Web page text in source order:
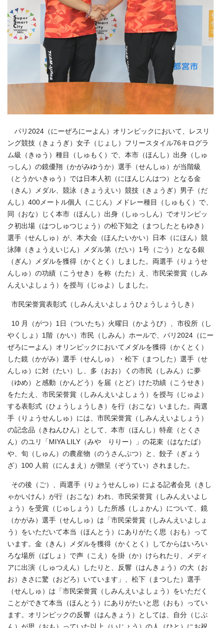
パリ2024（にーぜろにーよん）オリンピックにおいて、レスリ
ング競技（きょうぎ）女子（じょし）フリースタイル76キログラ
ム級（きゅう）種目（しゅもく）で、本市（ほんし）出身（しゅ
っしん）の鏡優翔（かがみゆうか）選手（せんしゅ）が当階級
（とうかいきゅう）では日本人初（にほんじんはつ）となる金
（きん）メダル、競泳（きょうえい）競技（きょうぎ）男子（だ
んし）400メートル個人（こじん）メドレー種目（しゅもく）で、
同（おな）じく本市（ほんし）出身（しゅっしん）でオリンピッ
ク初出場（はつしゅつじょう）の松下知之（まつしたともゆき）
選手（せんしゅ）が、本大会（ほんたいかい）日本（にほん）競
泳陣（きょうえいじん）メダル第（だい）1号（ごう）となる銀
（ぎん）メダルを獲得（かくとく）しました。両選手（りょうせ
んしゅ）の功績（こうせき）を称（たた）え、市民栄誉賞（しみ
んえいよしょう）を授与（じゅよ）しました。
市民栄誉賞表彰式（しみんえいよしょうひょうしょうしき）
10 月（がつ）1日（ついたち）火曜日（かようび）、市役所（し
やくしょ）1階（かい）市民（しみん）ホールで、パリ2024（にー
ぜろにーよん）オリンピックにおいてメダルを獲得（かくとく）
した鏡（かがみ）選手（せんしゅ）・松下（まつした）選手（せ
んしゅ）に対（たい）し、多（おお）くの市民（しみん）に夢
（ゆめ）と感動（かんどう）を届（とど）けた功績（こうせき）
をたたえ、市民栄誉賞（しみんえいよしょう）を授与（じゅよ）
する表彰式（ひょうしょうしき）を行（おこな）いました。両選
手（りょうせんしゅ）には、市民栄誉賞（しみんえいよしょう）
の記念品（きねんひん）として、本市（ほんし）特産（とくさ
ん）のユリ「MIYA LILY（みや りりー）」の花束（はなたば）
や、旬（しゅん）の農産物（のうさんぶつ）と、餃子（ぎょう
ざ）100 人前（にんまえ）が贈呈（ぞうてい）されました。
その後（ご）、両選手（りょうせんしゅ）による記者会見（きし
ゃかいけん）が行（おこな）われ、市民栄誉賞（しみんえいよし
ょう）を受賞（じゅしょう）した所感（しょかん）について、鏡
（かがみ）選手（せんしゅ）は「市民栄誉賞（しみんえいよしょ
う）をいただいて本当（ほんとう）にありがたく思（おも）って
います。金（きん）メダルを獲得（かくとく）してからはいろい
ろな場所（ばしょ）で声（こえ）を掛（か）けられたり、メディ
アに出演（しゅつえん）したりと、反響（はんきょう）の大（お
お）きさに驚（おどろ）いています」、松下（まつした）選手
（せんしゅ）は「市民栄誉賞（しみんえいよしょう）をいただく
ことができて本当（ほんとう）にありがたいと思（おも）ってい
ます。オリンピックの反響（はんきょう）としては、自分（じぶ